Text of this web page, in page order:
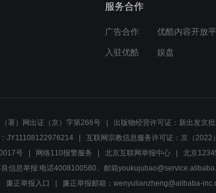
安慰
00:28
叶
引热
服务合作
广告合作 优酷内容开放
入驻优酷 娱盘
署）网出证（京）字第266号
出版物经营许可证：新出发京
JY11108122976214
互联网宗教信息服务许可证：京（2022
号 网络110报警服务 北京互联网举报中心
北京
信息举报:电话4008100580、邮箱
廉正举报入口 廉正举报邮箱：wenyulianzheng@alibaba-